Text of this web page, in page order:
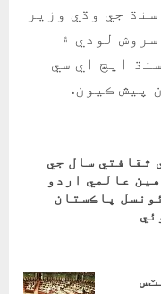
جي وڏي وزير
لودي ۽
ايڇ اي سي
پيش ڪيون.
ثقافتي سال جي
عالمي اردو
پاڪستان